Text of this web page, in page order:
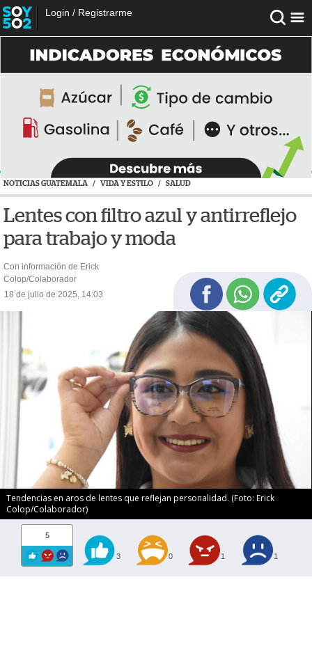
Login / Registrarme
NOTICIAS GUATEMALA / VIDA Y ESTILO / SALUD
Lentes con filtro azul y antirreflejo
para trabajo y moda
Con información de Erick
Colop/Colaborador
18 de julio de 2025, 14:03
Tendencias en aros de lentes que reflejan personalidad. (Foto: Erick
Colop/Colaborador)
5
3 0 1 1